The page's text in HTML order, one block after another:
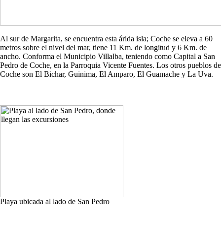
Al sur de Margarita, se encuentra esta árida isla; Coche se eleva a 60
metros sobre el nivel del mar, tiene 11 Km. de longitud y 6 Km. de
ancho. Conforma el Municipio Villalba, teniendo como Capital a San
Pedro de Coche, en la Parroquia Vicente Fuentes. Los otros pueblos de
Coche son El Bichar, Guinima, El Amparo, El Guamache y La Uva.
Playa ubicada al lado de San Pedro